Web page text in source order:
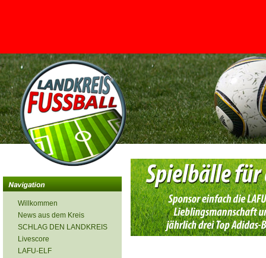
<
Willkommen
News aus dem Kreis
SCHLAG DEN LANDKREIS
Livescore
LAFU-ELF